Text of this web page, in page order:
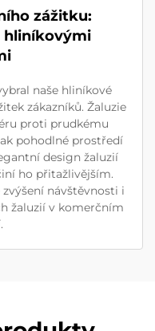
zážitku:
hliníkovými
naše hliníkové
zákazníků. Žaluzie
proti prudkému
pohodlné prostředí
design žaluzií
ho přitažlivějším.
návštěvnosti i
žaluzií v komerčním